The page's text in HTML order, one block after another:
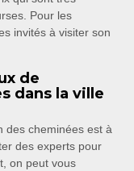
Pour les
invités à visiter son
de
dans la ville
des cheminées est à
des experts pour
on peut vous